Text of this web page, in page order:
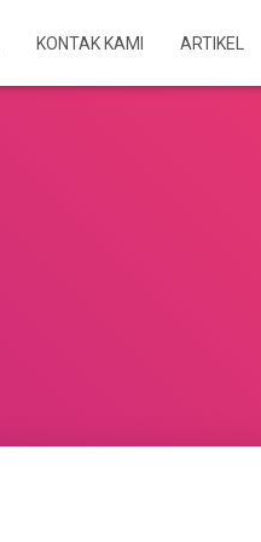
KONTAK KAMI ARTIKEL